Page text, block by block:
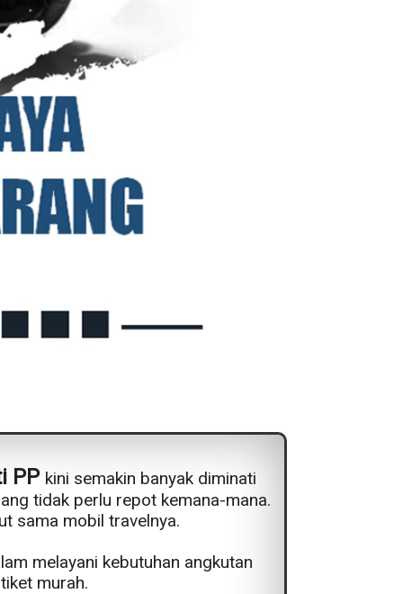
PP kini semakin banyak diminati
tidak perlu repot kemana-mana.
sama mobil travelnya.
melayani kebutuhan angkutan
murah.